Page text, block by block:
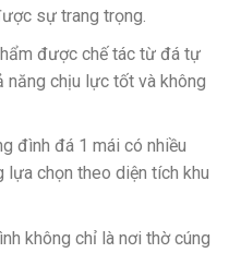
sự trang trọng.
được chế tác từ đá tự
năng chịu lực tốt và không
đình đá 1 mái có nhiều
lựa chọn theo diện tích khu
không chỉ là nơi thờ cúng